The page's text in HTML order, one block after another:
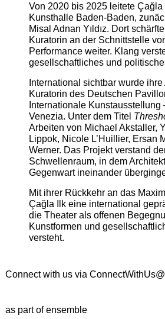
Von 2020 bis 2025 leitete
Kunsthalle Baden-Baden,
Misal Adnan Yıldız. Dort
Kuratorin an der Schnittstelle
Performance weiter. Klang
gesellschaftliches und
International sichtbar wurde
Kuratorin des Deutschen
Internationale Kunstausstellung
Venezia. Unter dem Titel
Arbeiten von Michael Akstaller,
Lippok, Nicole L’Huillier, Ersan
Werner. Das Projekt verstand
Schwellenraum, in dem
Gegenwart ineinander
Mit ihrer Rückkehr an das
Çağla Ilk eine international
die Theater als offenen
Kunstformen und
versteht.
Connect with us via
as part of ensemble